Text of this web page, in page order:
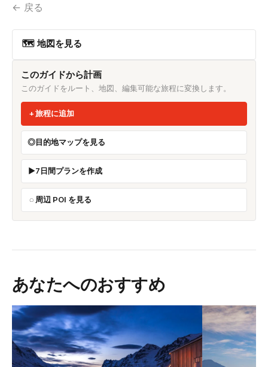
← 戻る
🗺 地図を見る
このガイドから計画
このガイドをルート、地図、編集可能な旅程に変換します。
旅程に追加
目的地マップを見る
7日間プランを作成
周辺 POI を見る
あなたへのおすすめ